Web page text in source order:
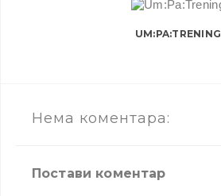
UM:PA:TRENING
Нема коментара:
Постави коментар